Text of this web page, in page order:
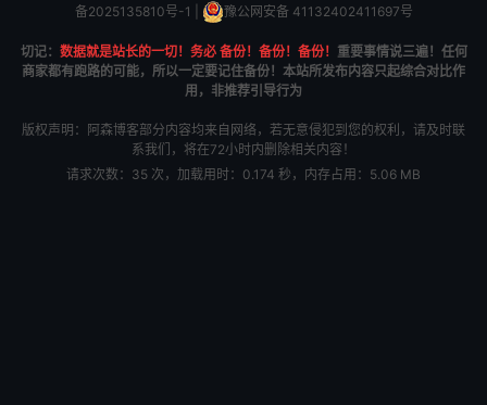
备2025135810号-1
豫公网安备 41132402411697号
切记： 数据就是站长的一切！务必 备份！备份！备份！ 重要事情说三遍！任何
商家都有跑路的可能，所以一定要记住备份！本站所发布内容只起综合对比作
用，非推荐引导行为
版权声明：阿森博客部分内容均来自网络，若无意侵犯到您的权利，请及时联
系我们，将在72小时内删除相关内容！
请求次数：35 次，加载用时：0.174 秒，内存占用：5.06 MB